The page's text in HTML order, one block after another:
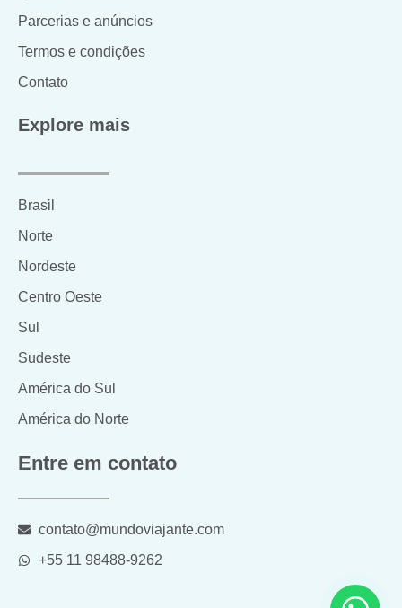
Parcerias e anúncios
Termos e condições
Contato
Explore mais
Brasil
Norte
Nordeste
Centro Oeste
Sul
Sudeste
América do Sul
América do Norte
Entre em contato
contato@mundoviajante.com
+55 11 98488-9262